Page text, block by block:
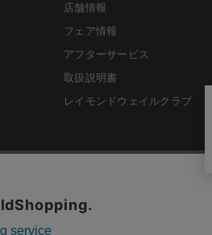
店舗情報
フェア情報
アフターサービス
取扱説明書
レイモンドウェイルクラブ